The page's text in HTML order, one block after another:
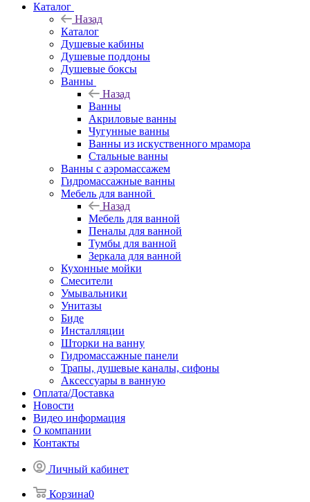
Каталог
Назад
Каталог
Душевые кабины
Душевые поддоны
Душевые боксы
Ванны
Назад
Ванны
Акриловые ванны
Чугунные ванны
Ванны из искуственного мрамора
Стальные ванны
Ванны с аэромассажем
Гидромассажные ванны
Мебель для ванной
Назад
Мебель для ванной
Пеналы для ванной
Тумбы для ванной
Зеркала для ванной
Кухонные мойки
Смесители
Умывальники
Унитазы
Биде
Инсталляции
Шторки на ванну
Гидромассажные панели
Трапы, душевые каналы, сифоны
Аксессуары в ванную
Оплата/Доставка
Новости
Видео информация
О компании
Контакты
Личный кабинет
Корзина0